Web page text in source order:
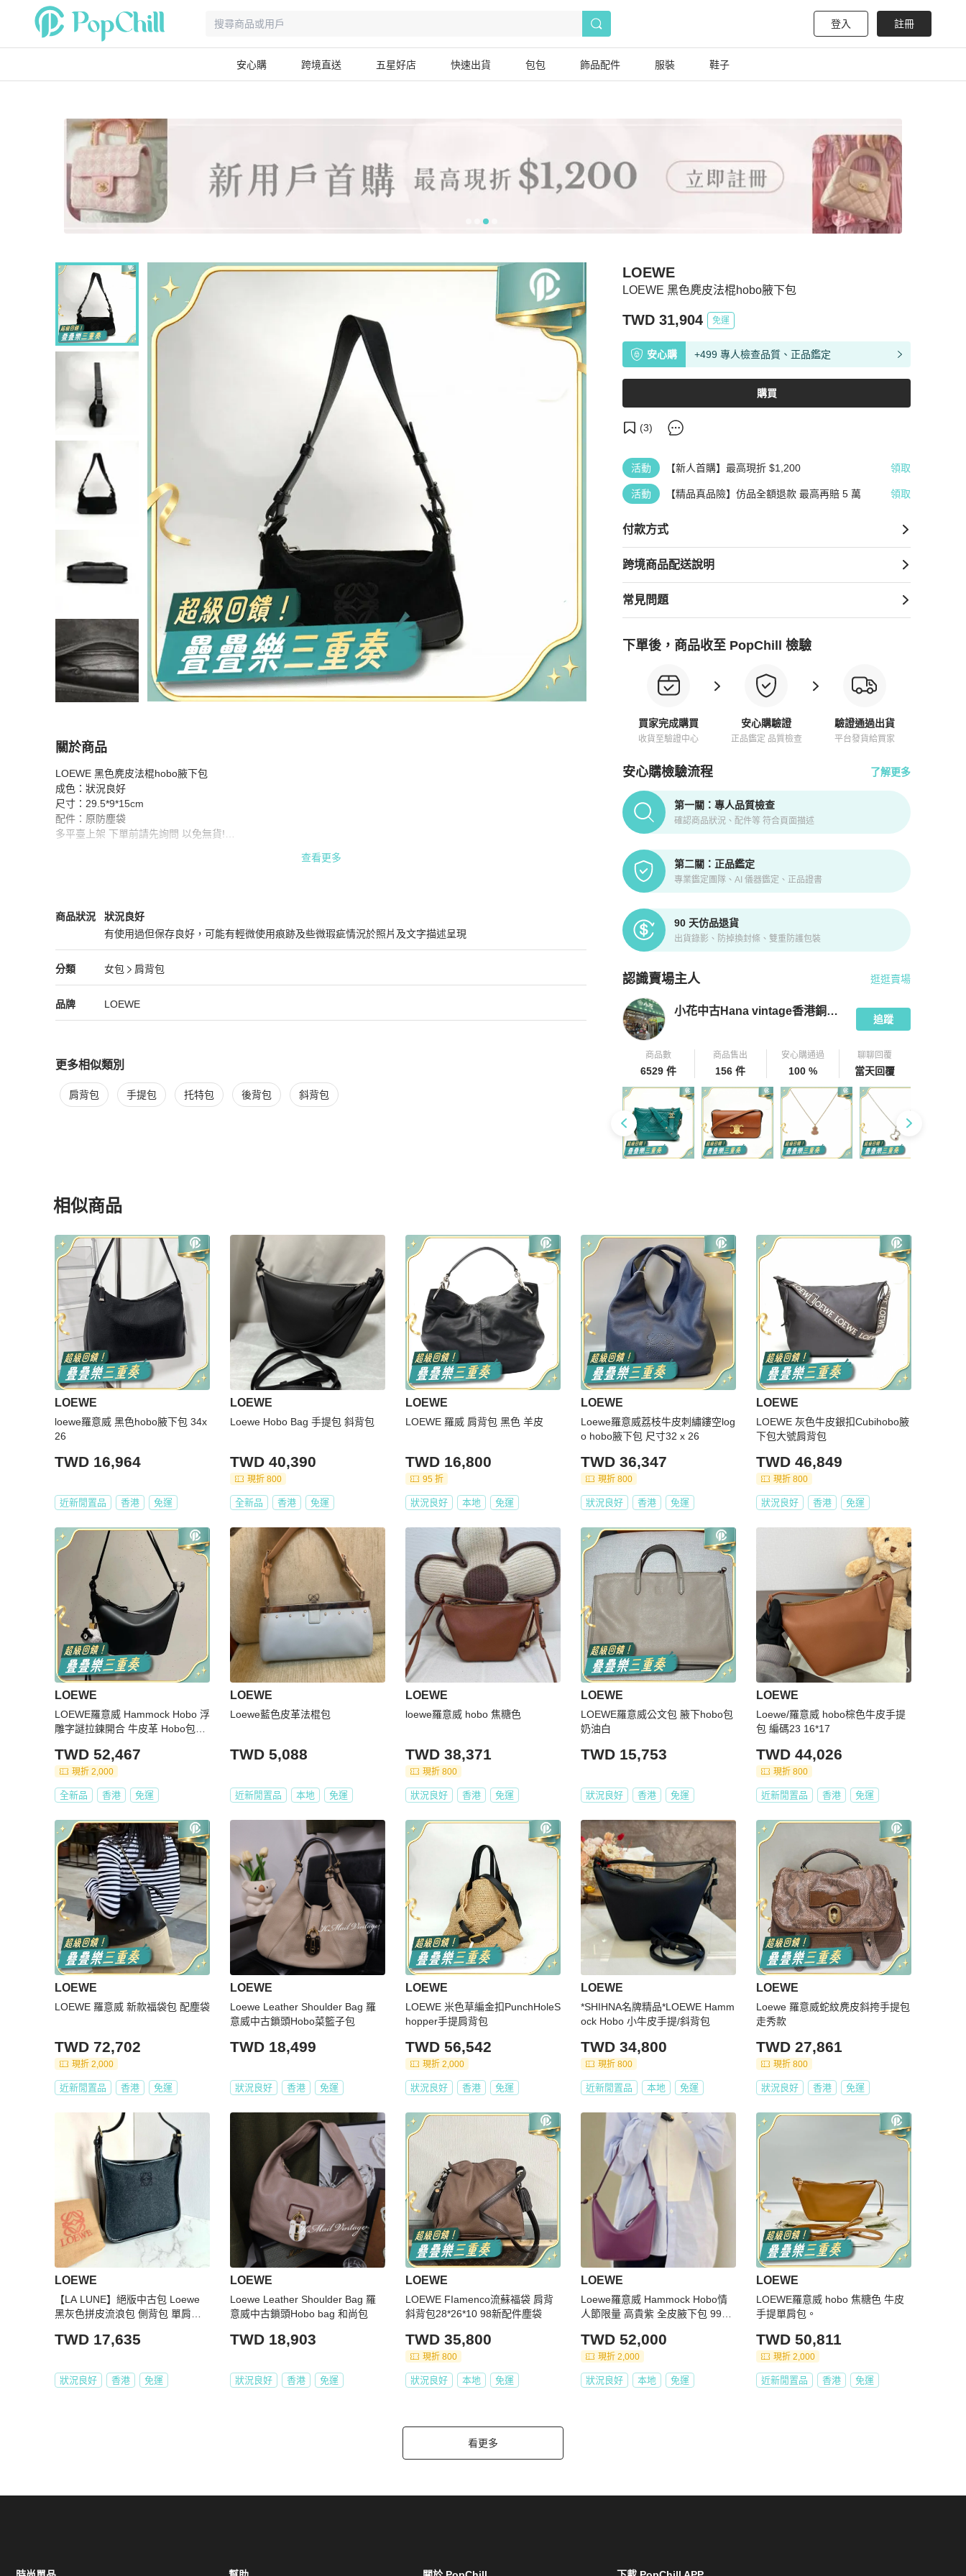
登入 註冊
安心購 跨境直送 五星好店 快速出貨 包包 飾品配件 服裝 鞋子
LOEWE 黑色麂皮法棍hobo腋下包
LOEWE
TWD 31,904 免運
安心購 +499 專人檢查品質、正品鑑定
購買
(3)
活動 【新人首購】最高現折 $1,200 領取
活動 【精品真品險】仿品全額退款 最高再賠 5 萬 領取
付款方式
跨境商品配送說明
常見問題
下單後，商品收至 PopChill 檢驗
買家完成購買
收貨至驗證中心
安心購驗證
正品鑑定 品質檢查
驗證通過出貨
平台發貨給買家
安心購檢驗流程 了解更多
PopChill拍拍圈正品驗證、安心購檢驗流程介紹
第一關：專人品質檢查
確認商品狀況、配件等 符合頁面描述
第二關：正品鑑定
專業鑑定團隊、AI 儀器鑑定、正品證書
90 天仿品退貨
出貨錄影、防掉換封條、雙重防護包裝
認識賣場主人
PopChill 拍拍圈嚴選賣家 小花中古Hana vintage香港銅鑼灣店
逛逛賣場
小花中古Hana vintage香港銅鑼灣店
追蹤
商品數
6529 件
商品售出
156 件
安心購通過
100 %
聊聊回覆
當天回覆
關於商品
關於LOEWE 黑色麂皮法棍hobo腋下包
LOEWE 黑色麂皮法棍hobo腋下包
成色：狀況良好
尺寸：29.5*9*15cm
配件：原防塵袋
多平臺上架 下單前請先詢問 以免無貨!
查看更多
商品狀況
LOEWE女包商品狀態與細節
狀況良好
有使用過但保存良好，可能有輕微使用痕跡及些微瑕疵情況於照片及文字描述呈現
狀況良好
分類
LOEWE 女包分類資訊
女包
肩背包
女包/肩背包推薦
品牌
LOEWE 精品女包品牌介紹
LOEWE
LOEWE 推薦清單
更多相似類別
更多LOEWE女包相似商品推薦
肩背包 手提包 托特包 後背包 斜背包
相似商品
更多相似LOEWE女包推薦精品
LOEWE
loewe羅意威 黑色hobo腋下包 34x
26
TWD 16,964
近新閒置品 香港 免運
LOEWE
Loewe Hobo Bag 手提包 斜背包
TWD 40,390
現折 800
全新品 香港 免運
LOEWE
LOEWE 羅威 肩背包 黑色 羊皮
TWD 16,800
95 折
狀況良好 本地 免運
LOEWE
Loewe羅意威荔枝牛皮刺繡鏤空log
o hobo腋下包 尺寸32 x 26
TWD 36,347
現折 800
狀況良好 香港 免運
LOEWE
LOEWE 灰色牛皮銀扣Cubihobo腋
下包大號肩背包
TWD 46,849
現折 800
狀況良好 香港 免運
LOEWE
LOEWE羅意威 Hammock Hobo 浮
雕字謎拉鍊開合 牛皮革 Hobo包手
TWD 52,467
現折 2,000
全新品 香港 免運
LOEWE
Loewe藍色皮革法棍包
TWD 5,088
近新閒置品 本地 免運
LOEWE
loewe羅意威 hobo 焦糖色
TWD 38,371
現折 800
狀況良好 香港 免運
LOEWE
LOEWE羅意威公文包 腋下hobo包
奶油白
TWD 15,753
狀況良好 香港 免運
LOEWE
Loewe/羅意威 hobo棕色牛皮手提
包 編碼23 16*17
TWD 44,026
現折 800
近新閒置品 香港 免運
LOEWE
LOEWE 羅意威 新款福袋包 配塵袋
TWD 72,702
現折 2,000
近新閒置品 香港 免運
LOEWE
Loewe Leather Shoulder Bag 羅
意威中古鎖頭Hobo菜籃子包
TWD 18,499
狀況良好 香港 免運
LOEWE
LOEWE 米色草編金扣PunchHoleS
hopper手提肩背包
TWD 56,542
現折 2,000
狀況良好 香港 免運
LOEWE
*SHIHNA名牌精品*LOEWE Hamm
ock Hobo 小牛皮手提/斜背包
TWD 34,800
現折 800
近新閒置品 本地 免運
LOEWE
Loewe 羅意威蛇紋麂皮斜挎手提包
走秀款
TWD 27,861
現折 800
狀況良好 香港 免運
LOEWE
【LA LUNE】絕版中古包 Loewe
黑灰色拼皮流浪包 側背包 單肩包
TWD 17,635
狀況良好 香港 免運
LOEWE
Loewe Leather Shoulder Bag 羅
意威中古鎖頭Hobo bag 和尚包
TWD 18,903
狀況良好 香港 免運
LOEWE
LOEWE FIamenco流蘇福袋 肩背
斜背包28*26*10 98新配件塵袋
TWD 35,800
現折 800
狀況良好 本地 免運
LOEWE
Loewe羅意威 Hammock Hobo情
人節限量 高貴紫 全皮腋下包 99新
TWD 52,000
現折 2,000
狀況良好 本地 免運
LOEWE
LOEWE羅意威 hobo 焦糖色 牛皮
手提單肩包。
TWD 50,811
現折 2,000
近新閒置品 香港 免運
看更多